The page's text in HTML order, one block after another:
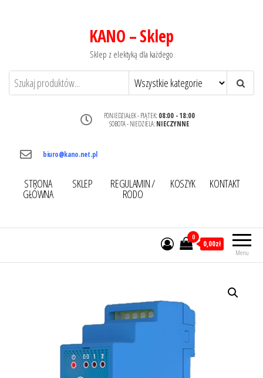
KANO – Sklep
Sklep z elektyką dla każdego
PONIEDZIAŁEK - PIĄTEK: 08:00 - 18:00
SOBOTA - NIEDZIELA:NIECZYNNE
biuro@kano.net.pl
STRONA
GŁÓWNA
SKLEP REGULAMIN /
RODO
KOSZYK KONTAKT
Menu
0
0,00zł